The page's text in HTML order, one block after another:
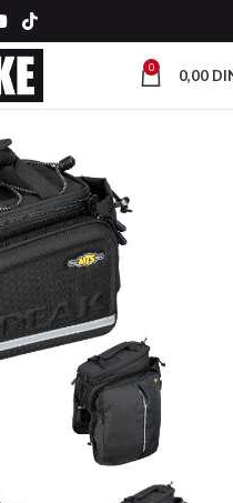
0 0,00